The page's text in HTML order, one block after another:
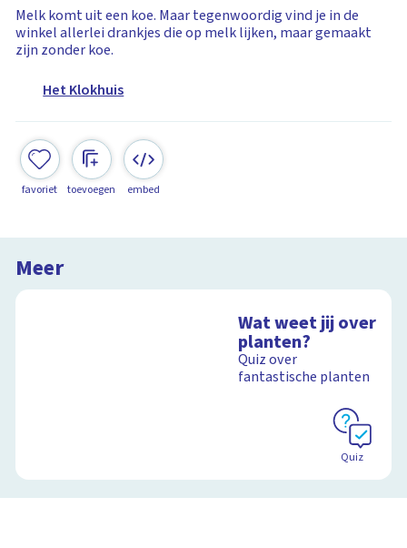
Melk komt uit een koe. Maar tegenwoordig vind je in de
winkel allerlei drankjes die op melk lijken, maar gemaakt
zijn zonder koe.
Het Klokhuis
favoriet toevoegen embed
Meer
Wat weet jij over
planten?
Quiz over
fantastische planten
Quiz